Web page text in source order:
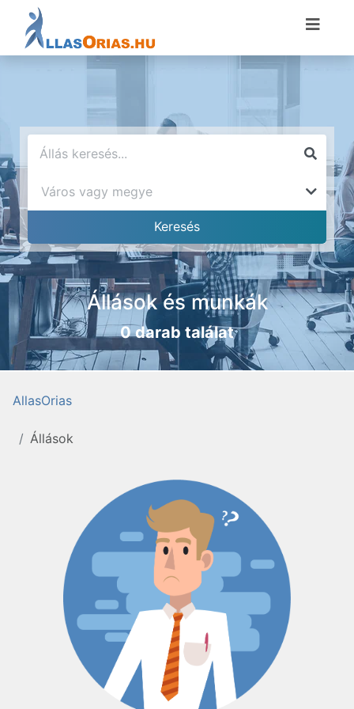
Állások és munkák
0 darab találat
AllasOrias
Állások